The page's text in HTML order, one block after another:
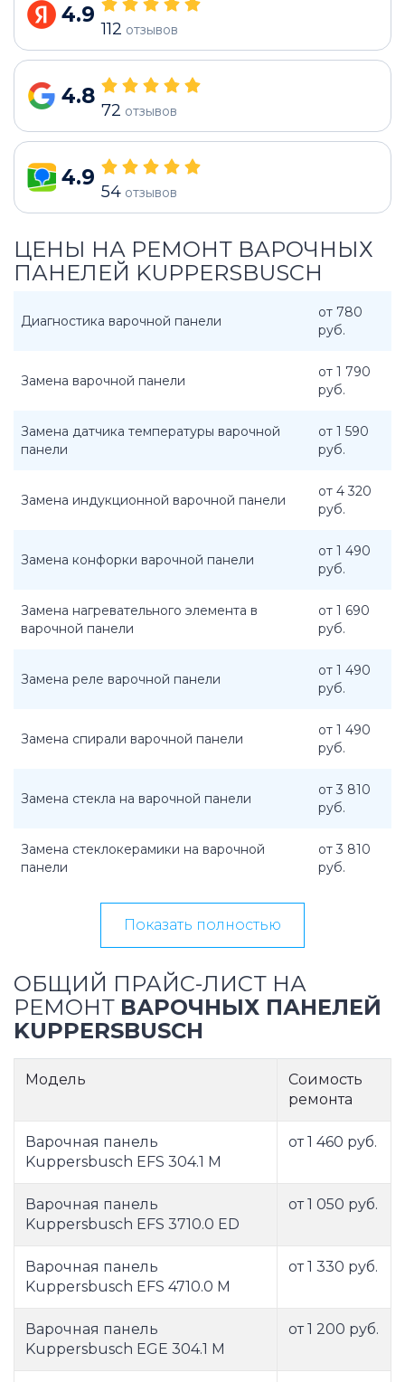
4.9
112 отзывов
4.8
72 отзывов
4.9
54 отзывов
ЦЕНЫ НА РЕМОНТ ВАРОЧНЫХ
ПАНЕЛЕЙ KUPPERSBUSCH
Диагностика варочной панели
от 780
руб.
Замена варочной панели
от 1 790
руб.
Замена датчика температуры варочной
панели
от 1 590
руб.
Замена индукционной варочной панели
от 4 320
руб.
Замена конфорки варочной панели
от 1 490
руб.
Замена нагревательного элемента в
варочной панели
от 1 690
руб.
Замена реле варочной панели
от 1 490
руб.
Замена спирали варочной панели
от 1 490
руб.
Замена стекла на варочной панели
от 3 810
руб.
Замена стеклокерамики на варочной
панели
от 3 810
руб.
Показать полностью
ОБЩИЙ ПРАЙС-ЛИСТ НА
РЕМОНТ ВАРОЧНЫХ ПАНЕЛЕЙ
KUPPERSBUSCH
Модель
Соимость
ремонта
Варочная панель
Kuppersbusch EFS 304.1 M
от 1 460 руб.
Варочная панель
Kuppersbusch EFS 3710.0 ED
от 1 050 руб.
Варочная панель
Kuppersbusch EFS 4710.0 M
от 1 330 руб.
Варочная панель
Kuppersbusch EGE 304.1 M
от 1 200 руб.